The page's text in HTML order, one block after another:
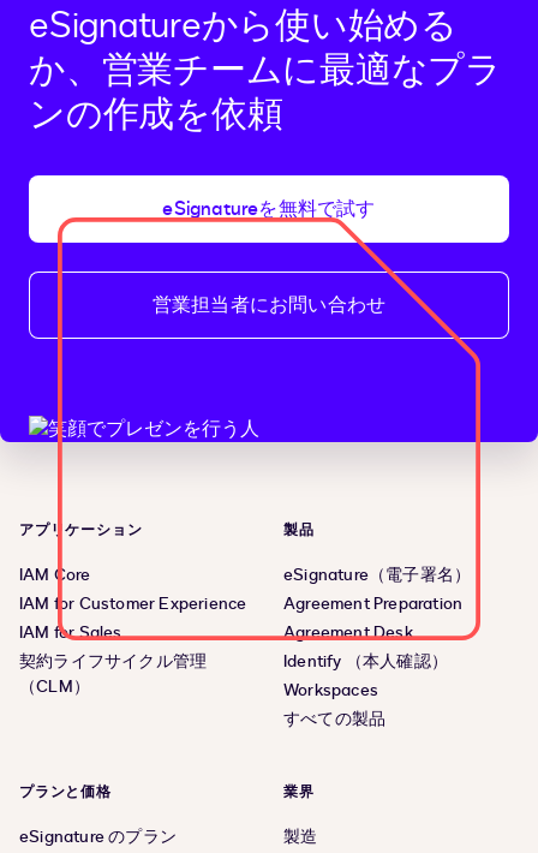
eSignatureから使い始める
か、営業チームに最適なプラ
ンの作成を依頼
eSignatureを無料で試す
営業担当者にお問い合わせ
アプリケーション
IAM Core
IAM for Customer Experience
IAM for Sales
契約ライフサイクル管理
（CLM）
製品
eSignature（電子署名）
Agreement Preparation
Agreement Desk
Identify （本人確認）
Workspaces
すべての製品
プランと価格
eSignature のプラン
業界
製造